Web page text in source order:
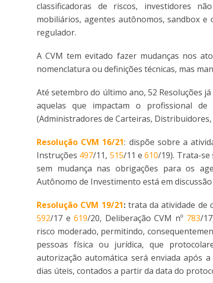
classificadoras de riscos, investidores
mobiliários, agentes autônomos, sandbox
regulador.
A CVM tem evitado fazer mudanças nos
nomenclatura ou definições técnicas, mas
Até setembro do último ano, 52 Resoluções
aquelas que impactam o profissional
(Administradores de Carteiras,
Resolução CVM 16/21: dispõe sobre a
Instruções 497/11, 515/11 e610/19). Trata-se
sem mudança nas obrigações para os
Autônomo de Investimento está em
Resolução CVM 19/21:trata da atividade de
592/17 e619/20, Deliberação CVM nº 783/
risco moderado, permitindo,
pessoas física ou jurídica, que
autorização automática será enviada após
dias úteis, contados a partir da data do